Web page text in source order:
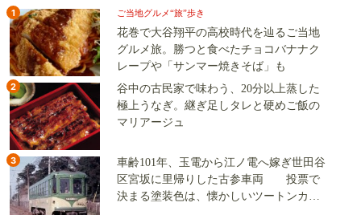
1 ご当地グルメ“旅”歩き
花巻で大谷翔平の高校時代を辿るご当地
グルメ旅。勝つと食べたチョコバナナク
レープや「サンマー焼きそば」も
2
谷中の古民家で味わう、20分以上蒸した
極上うなぎ。継ぎ足しタレと硬めご飯の
マリアージュ
3
車齢101年、玉電から江ノ電へ嫁ぎ世田谷
区宮坂に里帰りした古参車両 投票で
決まる塗装色は、懐かしいツートンカラ